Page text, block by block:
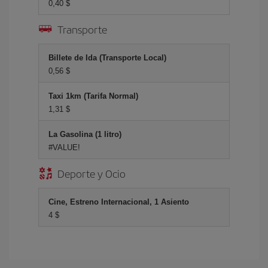
0,40 $
Transporte
Billete de Ida (Transporte Local)
0,56 $
Taxi 1km (Tarifa Normal)
1,31 $
La Gasolina (1 litro)
#VALUE!
Deporte y Ocio
Cine, Estreno Internacional, 1 Asiento
4 $